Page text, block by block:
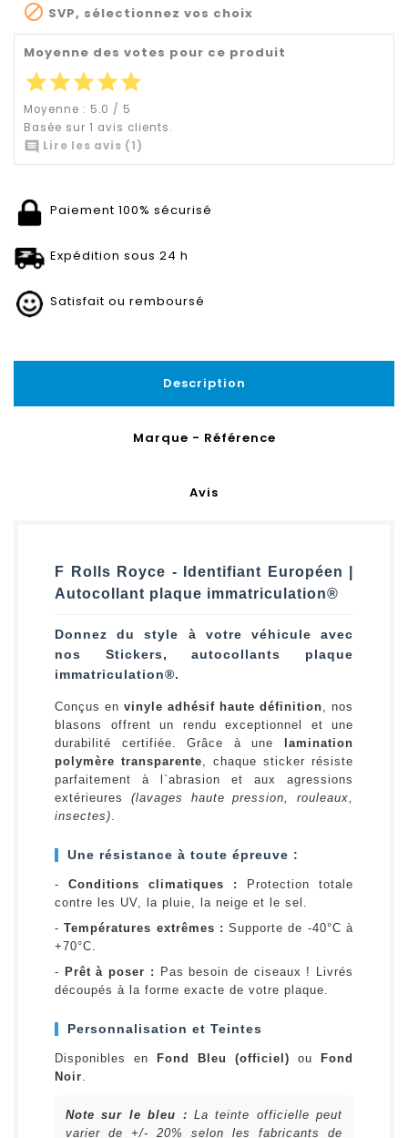
 SVP, sélectionnez vos choix
Moyenne des votes pour ce produit
starstarstarstarstar
Moyenne : 5.0 / 5
Basée sur 1 avis clients.
 Lire les avis (1)
Paiement 100% sécurisé
Expédition sous 24 h
Satisfait ou remboursé
Description
Marque - Référence
Avis
F Rolls Royce - Identifiant Européen |
Autocollant plaque immatriculation®
Donnez du style à votre véhicule avec
nos Stickers, autocollants plaque
immatriculation®.
Conçus en vinyle adhésif haute définition, nos
blasons offrent un rendu exceptionnel et une
durabilité certifiée. Grâce à une
lamination
polymère transparente, chaque sticker résiste
parfaitement à l`abrasion et aux agressions
extérieures (lavages haute pression, rouleaux,
insectes).
Une résistance à toute épreuve :
- Conditions climatiques :
Protection totale
contre les UV, la pluie, la neige et le sel.
-Températures extrêmes : Supporte de -40°C à
+70°C.
- Prêt à poser :
Pas besoin de ciseaux ! Livrés
découpés à la forme exacte de votre plaque.
Personnalisation et Teintes
Disponibles en Fond Bleu (officiel) ou
Fond
Noir.
Note sur le bleu : La teinte officielle peut
varier de +/- 20% selon les fabricants de